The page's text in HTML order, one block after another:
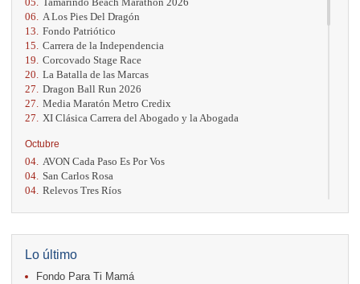
06.
A Los Pies Del Dragón
13. Fondo Patriótico
15. Carrera de la Independencia
19. Corcovado Stage Race
20. La Batalla de las Marcas
27. Dragon Ball Run 2026
27. Media Maratón Metro Credix
27.
XI Clásica Carrera del Abogado y la Abogada
Octubre
04. AVON Cada Paso Es Por Vos
04. San Carlos Rosa
04. Relevos Tres Ríos
17. Caribe Paradise Run
18.
Casa Turire Trail Run
18. Warriors Run Circuit
18. Samsung Jacó Beach Half Marathon 2026
Lo último
Fondo Para Ti Mamá